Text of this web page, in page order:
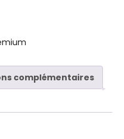
complémentaires